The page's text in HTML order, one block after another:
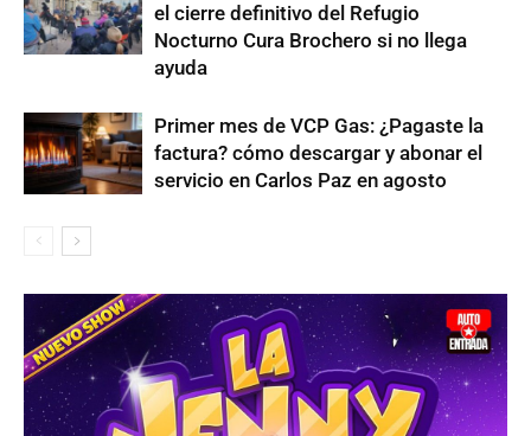
el cierre definitivo del Refugio
Nocturno Cura Brochero si no llega
ayuda
Primer mes de VCP Gas: ¿Pagaste la
factura? cómo descargar y abonar el
servicio en Carlos Paz en agosto